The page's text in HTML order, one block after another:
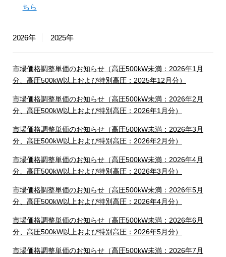
ちら
2026年 2025年
市場価格調整単価のお知らせ（高圧500kW未満：2026年1月
分、高圧500kW以上および特別高圧：2025年12月分）
市場価格調整単価のお知らせ（高圧500kW未満：2026年2月
分、高圧500kW以上および特別高圧：2026年1月分）
市場価格調整単価のお知らせ（高圧500kW未満：2026年3月
分、高圧500kW以上および特別高圧：2026年2月分）
市場価格調整単価のお知らせ（高圧500kW未満：2026年4月
分、高圧500kW以上および特別高圧：2026年3月分）
市場価格調整単価のお知らせ（高圧500kW未満：2026年5月
分、高圧500kW以上および特別高圧：2026年4月分）
市場価格調整単価のお知らせ（高圧500kW未満：2026年6月
分、高圧500kW以上および特別高圧：2026年5月分）
市場価格調整単価のお知らせ（高圧500kW未満：2026年7月